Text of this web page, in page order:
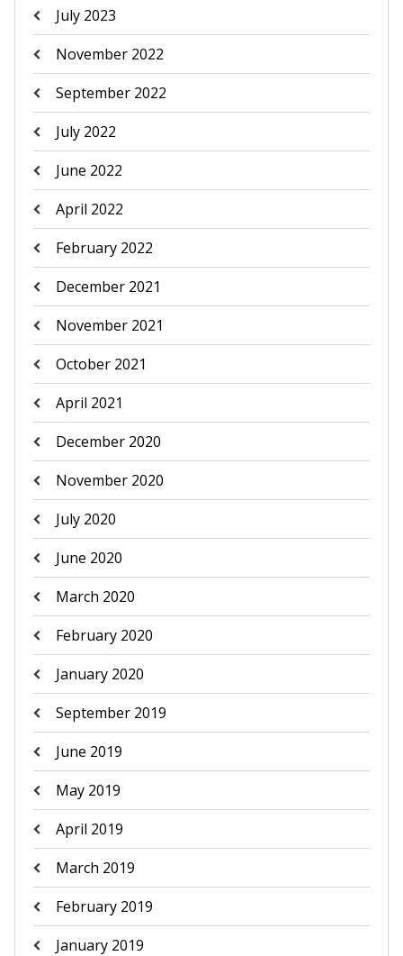
July 2023
November 2022
September 2022
July 2022
June 2022
April 2022
February 2022
December 2021
November 2021
October 2021
April 2021
December 2020
November 2020
July 2020
June 2020
March 2020
February 2020
January 2020
September 2019
June 2019
May 2019
April 2019
March 2019
February 2019
January 2019